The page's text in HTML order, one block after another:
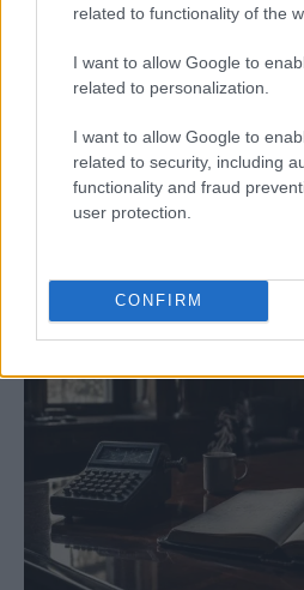
related to functionality of the
I want to allow Google to
related to personalization.
I want to allow Google to
related to security, including
functionality and fraud
user protection.
CONFIRM
Electrificación,
en la industria